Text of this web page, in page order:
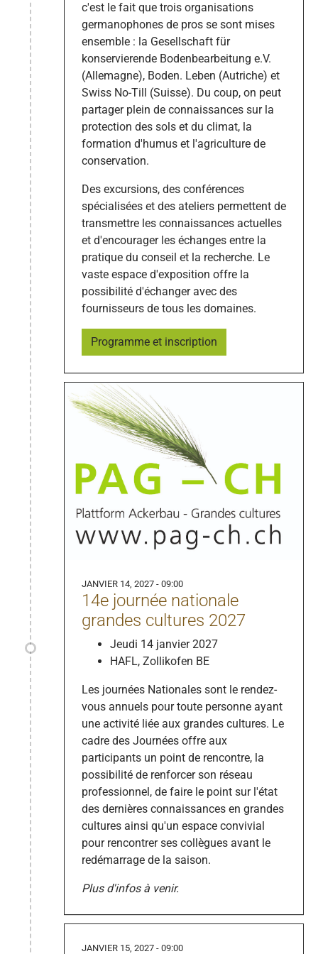
c'est le fait que trois organisations
germanophones de pros se sont mises
ensemble : la Gesellschaft für
konservierende Bodenbearbeitung e.V.
(Allemagne), Boden. Leben (Autriche) et
Swiss No-Till (Suisse). Du coup, on peut
partager plein de connaissances sur la
protection des sols et du climat, la
formation d'humus et l'agriculture de
conservation.
Des excursions, des conférences
spécialisées et des ateliers permettent de
transmettre les connaissances actuelles
et d'encourager les échanges entre la
pratique du conseil et la recherche. Le
vaste espace d'exposition offre la
possibilité d'échanger avec des
fournisseurs de tous les domaines.
Programme et inscription
JANVIER 14, 2027 - 09:00
14e journée nationale
grandes cultures 2027
Jeudi 14 janvier 2027
HAFL, Zollikofen BE
Les journées Nationales sont le rendez-
vous annuels pour toute personne ayant
une activité liée aux grandes cultures. Le
cadre des Journées offre aux
participants un point de rencontre, la
possibilité de renforcer son réseau
professionnel, de faire le point sur l'état
des dernières connaissances en grandes
cultures ainsi qu'un espace convivial
pour rencontrer ses collègues avant le
redémarrage de la saison.
Plus d'infos à venir.
JANVIER 15, 2027 - 09:00